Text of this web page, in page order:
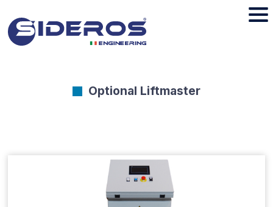
Optional Liftmaster